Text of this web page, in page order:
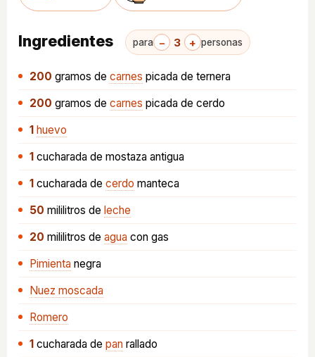
Ingredientes para − 3 + personas
200 gramos de carnes picada de ternera
200 gramos de carnes picada de cerdo
1 huevo
1 cucharada de mostaza antigua
1 cucharada de cerdo manteca
50 mililitros de leche
20 mililitros de agua con gas
Pimienta negra
Nuez moscada
Romero
1 cucharada de pan rallado